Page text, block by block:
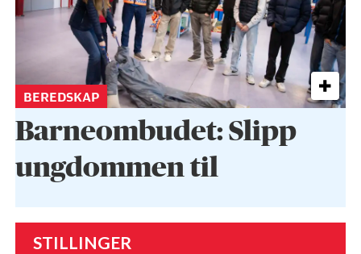
BEREDSKAP
Barneombudet: Slipp
ungdommen til
STILLINGER